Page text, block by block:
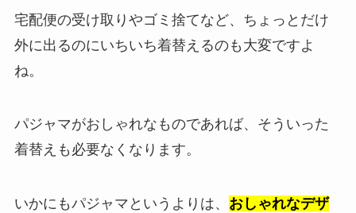
宅配便の受け取りやゴミ捨てなど、ちょっとだけ
外に出るのにいちいち着替えるのも大変ですよ
ね。
パジャマがおしゃれなものであれば、そういった
着替えも必要なくなります。
いかにもパジャマというよりは、 おしゃれなデザ